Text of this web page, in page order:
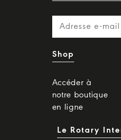
Shop
Accéder à
notre boutique
en ligne
Le Rotary